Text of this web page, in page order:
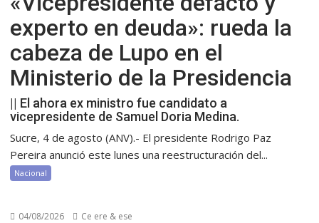
experto en deuda»: rueda la
cabeza de Lupo en el
Ministerio de la Presidencia
|| El ahora ex ministro fue candidato a
vicepresidente de Samuel Doria Medina.
Sucre, 4 de agosto (ANV).- El presidente Rodrigo Paz
Pereira anunció este lunes una reestructuración del...
Nacional
04/08/2026 Ce ere & ese